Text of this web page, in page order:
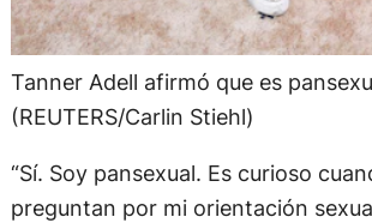
Tanner Adell afirmó que es
(REUTERS/Carlin Stiehl)
“Sí. Soy pansexual. Es curioso
preguntan por mi orientación